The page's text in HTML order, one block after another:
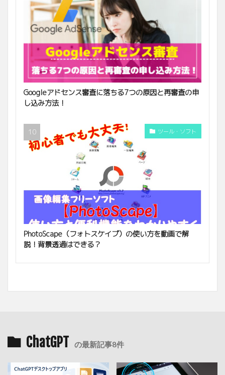
Googleアドセンス審査に落ちる7つの原因と再審査の申
し込み方法！
ツール・ソフト
PhotoScape（フォトスケイプ）の使い方を動画で解
説！背景透過はできる？
ChatGPT の最新記事8件